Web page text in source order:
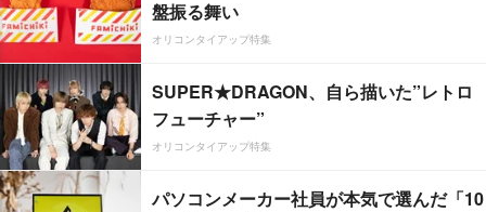
盤振る舞い
オリコンタイアップ特集
SUPER★DRAGON、自ら描いた”レトロ
フューチャー”
オリコンタイアップ特集
パソコンメーカー社員が本気で選んだ「10